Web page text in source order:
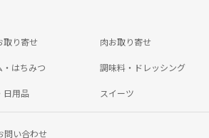
取り寄せ 肉お取り寄せ
・はちみつ 調味料・ドレッシング
日用品 スイーツ
問い合わせ